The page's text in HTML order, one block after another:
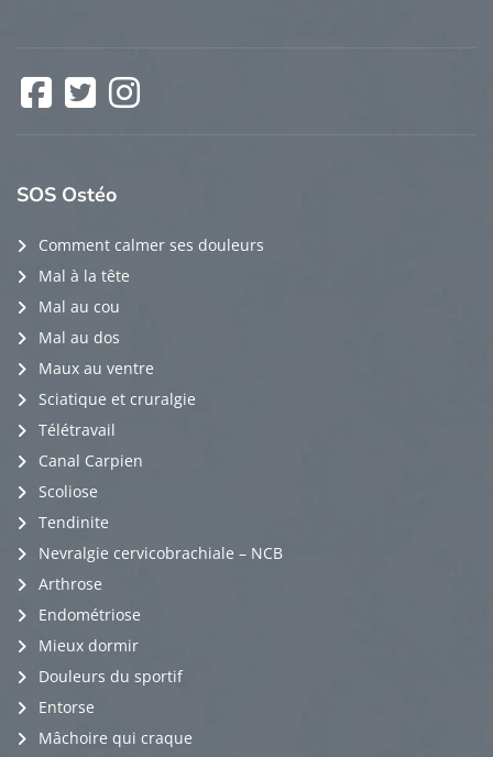
Facebook
SOS Ostéo
Comment calmer ses douleurs
Mal à la tête
Mal au cou
Mal au dos
Maux au ventre
Sciatique et cruralgie
Télétravail
Canal Carpien
Scoliose
Tendinite
Nevralgie cervicobrachiale – NCB
Arthrose
Endométriose
Mieux dormir
Douleurs du sportif
Entorse
Mâchoire qui craque